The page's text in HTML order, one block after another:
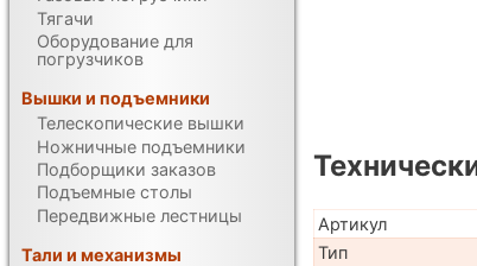
Артикул
Тип
Тягачи
Оборудование для
погрузчиков
Вышки и подъемники
Телескопические вышки
Ножничные подъемники
Подборщики заказов
Подъемные столы
Передвижные лестницы
Тали и механизмы